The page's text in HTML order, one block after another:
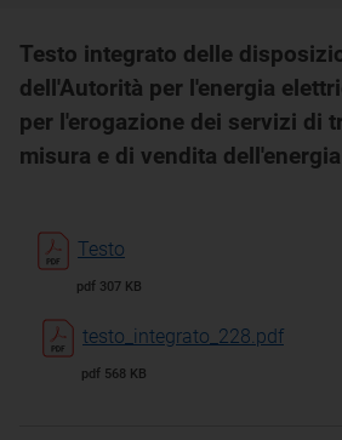
Testo integrato delle
dell'Autorità per l'energia
per l'erogazione dei servizi di
misura e di vendita
Testo
pdf 307 KB
testo_integrato_228.pdf
pdf 568 KB